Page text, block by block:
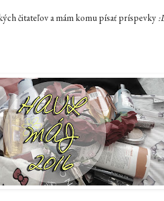
čitateľov a mám komu písať príspevky